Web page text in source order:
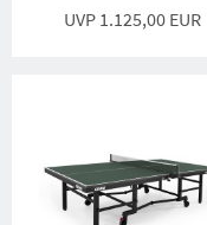
UVP 1.125,00 EUR